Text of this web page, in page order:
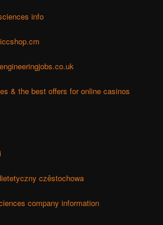
info
& the best offers for online casinos
czêstochowa
company information